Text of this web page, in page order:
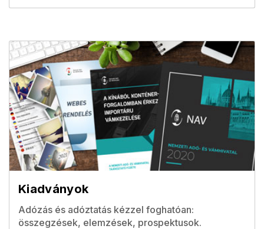
Kiadványok
Adózás és adóztatás kézzel foghatóan:
összegzések, elemzések, prospektusok.